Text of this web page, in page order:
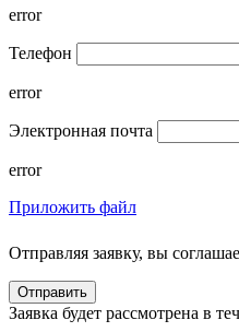
error
Телефон
error
Электронная почта
error
Приложить файл
Отправляя заявку, вы
Заявка будет рассмотрена в